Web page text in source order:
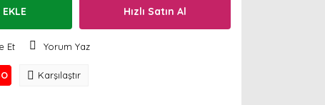
EKLE Hızlı Satın Al
Et Yorum Yaz
Karşılaştır